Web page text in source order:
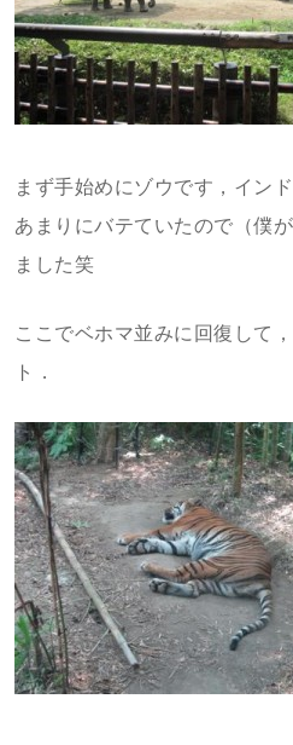
まず手始めにゾウです，インド
あまりにバテていたので（僕
ました笑
ここでベホマ並みに回復して
ト．